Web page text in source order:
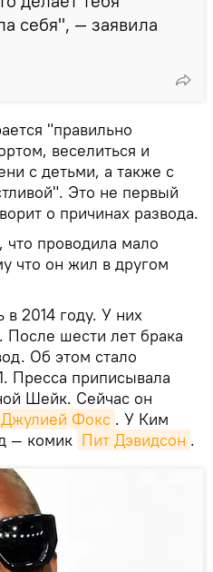
себя", — заявила
"правильно
веселиться и
с детьми, а также с
Это не первый
о причинах развода.
что проводила мало
что он жил в другом
2014 году. У них
После шести лет брака
Об этом стало
Пресса приписывала
Шейк. Сейчас он
Джулией Фокс . У Ким
— комик Пит Дэвидсон .